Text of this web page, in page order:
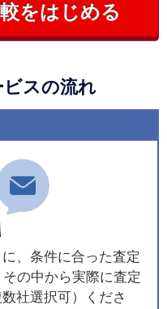
をはじめる
ビスの流れ
、条件に合った査定
の中から実際に査定
社選択可）くださ